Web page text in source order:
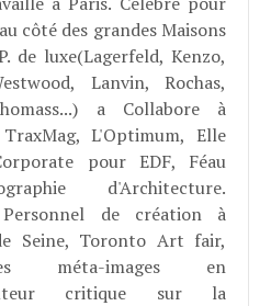
côté des grandes Maisons
de luxe(Lagerfeld, Kenzo,
Lanvin, Rochas,
a Collabore à
L'Optimum, Elle
pour EDF, Féau
d'Architecture.
de création à
Seine, Toronto Art fair,
méta-images en
critique sur la